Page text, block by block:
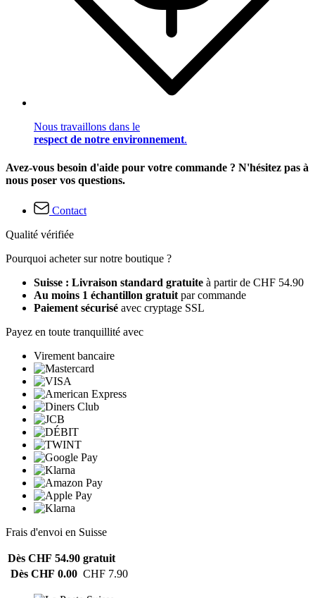
Nous travaillons dans le
respect de notre environnement.
Avez-vous besoin d'aide pour votre commande ? N'hésitez pas à
nous poser vos questions.
Contact
Qualité vérifiée
Pourquoi acheter sur notre boutique ?
Suisse : Livraison standard gratuite à partir de CHF 54.90
Au moins 1 échantillon gratuit par commande
Paiement sécurisé avec cryptage SSL
Payez en toute tranquillité avec
Virement bancaire
Frais d'envoi en Suisse
Dès CHF 54.90 gratuit
Dès CHF 0.00 CHF 7.90